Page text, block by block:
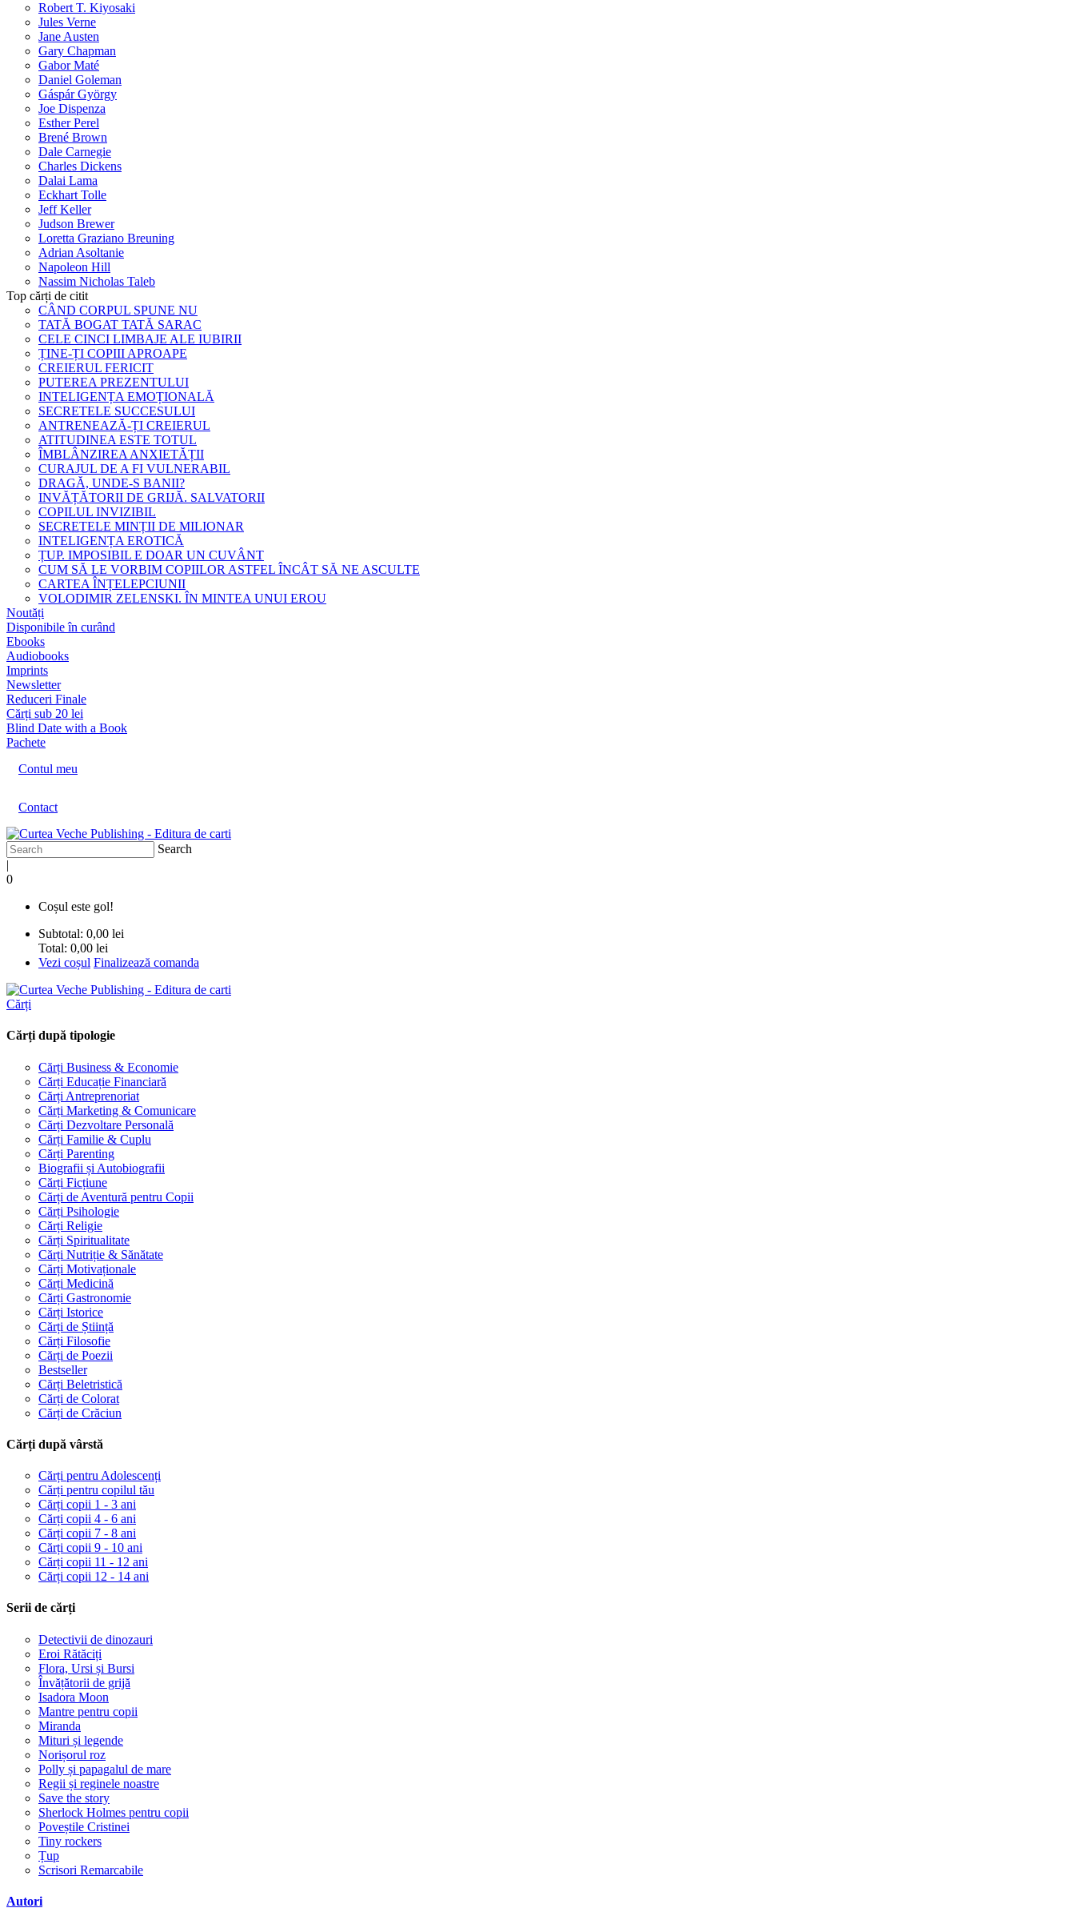
Robert T. Kiyosaki
Jules Verne
Jane Austen
Gary Chapman
Gabor Maté
Daniel Goleman
Gáspár György
Joe Dispenza
Esther Perel
Brené Brown
Dale Carnegie
Charles Dickens
Dalai Lama
Eckhart Tolle
Jeff Keller
Judson Brewer
Loretta Graziano Breuning
Adrian Asoltanie
Napoleon Hill
Nassim Nicholas Taleb
Top cărți de citit
CÂND CORPUL SPUNE NU
TATĂ BOGAT TATĂ SARAC
CELE CINCI LIMBAJE ALE IUBIRII
ȚINE-ȚI COPIII APROAPE
CREIERUL FERICIT
PUTEREA PREZENTULUI
INTELIGENȚA EMOȚIONALĂ
SECRETELE SUCCESULUI
ANTRENEAZĂ-ȚI CREIERUL
ATITUDINEA ESTE TOTUL
ÎMBLÂNZIREA ANXIETĂȚII
CURAJUL DE A FI VULNERABIL
DRAGĂ, UNDE-S BANII?
INVĂȚĂTORII DE GRIJĂ. SALVATORII
COPILUL INVIZIBIL
SECRETELE MINȚII DE MILIONAR
INTELIGENȚA EROTICĂ
ȚUP. IMPOSIBIL E DOAR UN CUVÂNT
CUM SĂ LE VORBIM COPIILOR ASTFEL ÎNCÂT SĂ NE ASCULTE
CARTEA ÎNȚELEPCIUNII
VOLODIMIR ZELENSKI. ÎN MINTEA UNUI EROU
Noutăți
Disponibile în curând
Ebooks
Audiobooks
Imprints
Newsletter
Reduceri Finale
Cărți sub 20 lei
Blind Date with a Book
Pachete
Contul meu
Contact
Search
|
0
Coșul este gol!
Subtotal: 0,00 lei
Total: 0,00 lei
Vezi coșul Finalizează comanda
Cărți
Cărți după tipologie
Cărți Business & Economie
Cărți Educație Financiară
Cărți Antreprenoriat
Cărți Marketing & Comunicare
Cărți Dezvoltare Personală
Cărți Familie & Cuplu
Cărți Parenting
Biografii și Autobiografii
Cărți Ficțiune
Cărți de Aventură pentru Copii
Cărți Psihologie
Cărți Religie
Cărți Spiritualitate
Cărți Nutriție & Sănătate
Cărți Motivaționale
Cărți Medicină
Cărți Gastronomie
Cărți Istorice
Cărți de Știință
Cărți Filosofie
Cărți de Poezii
Bestseller
Cărți Beletristică
Cărți de Colorat
Cărți de Crăciun
Cărți după vârstă
Cărți pentru Adolescenți
Cărți pentru copilul tău
Cărți copii 1 - 3 ani
Cărți copii 4 - 6 ani
Cărți copii 7 - 8 ani
Cărți copii 9 - 10 ani
Cărți copii 11 - 12 ani
Cărți copii 12 - 14 ani
Serii de cărți
Detectivii de dinozauri
Eroi Rătăciți
Flora, Ursi și Bursi
Învățătorii de grijă
Isadora Moon
Mantre pentru copii
Miranda
Mituri și legende
Norișorul roz
Polly și papagalul de mare
Regii și reginele noastre
Save the story
Sherlock Holmes pentru copii
Poveștile Cristinei
Tiny rockers
Țup
Scrisori Remarcabile
Autori